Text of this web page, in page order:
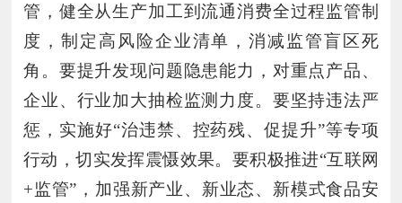
管，健全从生产加工到流通消费全过程监管制
度，制定高风险企业清单，消减监管盲区死
角。要提升发现问题隐患能力，对重点产品、
企业、行业加大抽检监测力度。要坚持违法严
惩，实施好“治违禁、控药残、促提升”等专项
行动，切实发挥震慑效果。要积极推进“互联网
+监管”，加强新产业、新业态、新模式食品安